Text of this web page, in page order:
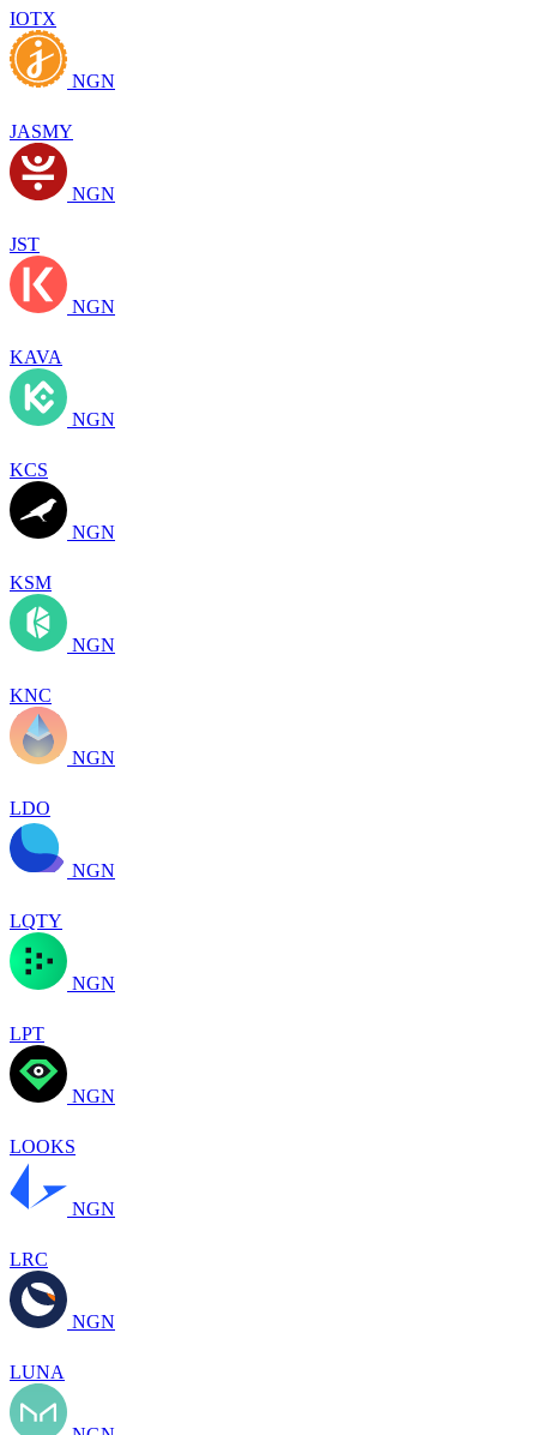
IOTX
NGN
JASMY
NGN
JST
NGN
KAVA
NGN
KCS
NGN
KSM
NGN
KNC
NGN
LDO
NGN
LQTY
NGN
LPT
NGN
LOOKS
NGN
LRC
NGN
LUNA